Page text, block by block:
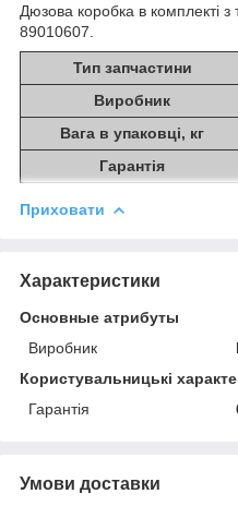
Дюзова коробка в комплекті
89010607.
Тип запчастини
Виробник
Вага в упаковці, кг
Гарантія
Приховати
Характеристики
Основные атрибуты
Виробник
Користувальницькі
Гарантія
Умови доставки